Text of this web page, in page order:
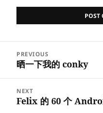
navigation
PREVIOUS
Previous
晒一下我的 conky
NEXT
Next
Felix 的 60 个